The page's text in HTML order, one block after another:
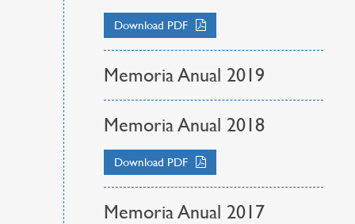
Download PDF
Memoria Anual 2019
Memoria Anual 2018
Download PDF
Memoria Anual 2017